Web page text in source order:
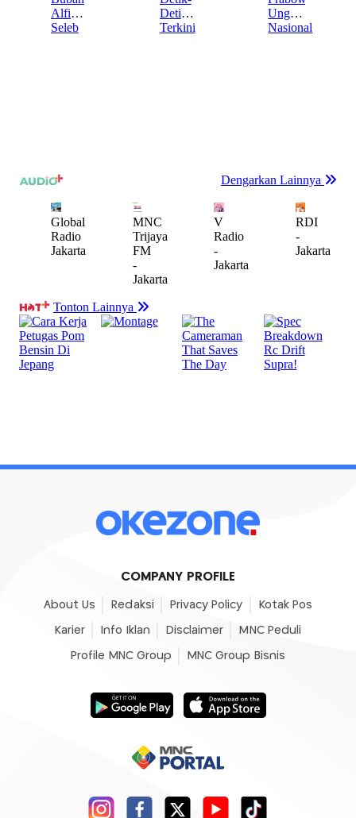
COMPANY PROFILE
About Us Redaksi Privacy Policy Kotak Pos
Karier Info Iklan Disclaimer MNC Peduli
Profile MNC Group MNC Group Bisnis